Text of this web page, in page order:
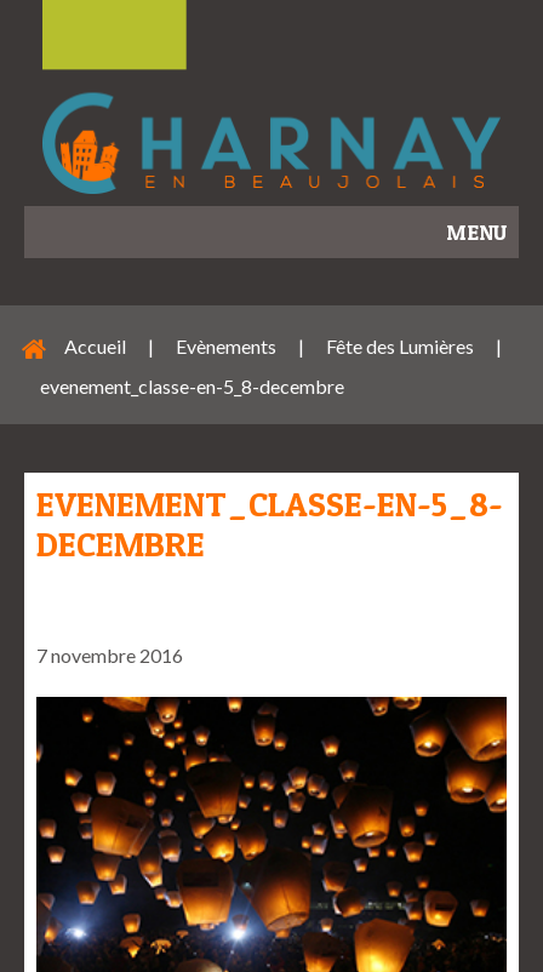
MENU
Accueil | Evènements | Fête des Lumières
|
evenement_classe-en-5_8-decembre
EVENEMENT_CLASSE-EN-5_8-
DECEMBRE
7 novembre 2016